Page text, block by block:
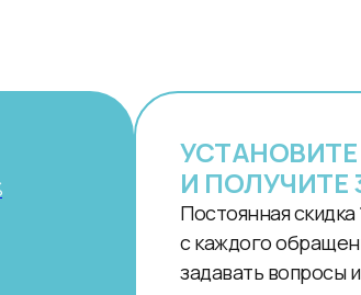
И ПОЛУЧИТЕ
Постоянная
с каждого
задавать вопросы